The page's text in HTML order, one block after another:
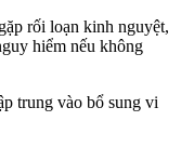
rối loạn kinh nguyệt,
hiểm nếu không
trung vào bổ sung vi